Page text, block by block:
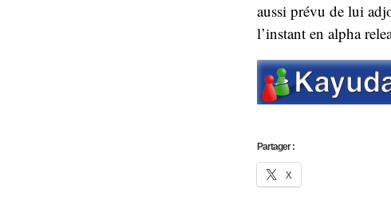
aussi prévu de lui
l’instant en alpha
Partager :
X